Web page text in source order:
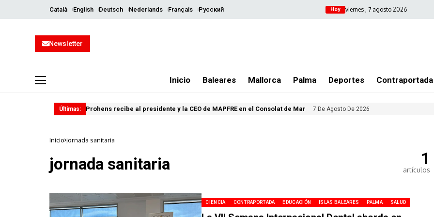
Català English Deutsch Nederlands Français Русский Hoy viernes , 7 agosto 2026
Newsletter
Inicio Baleares Mallorca Palma Deportes Contraportada
Últimas: Prohens recibe al presidente y la CEO de MAPFRE en el Consolat de Mar 7 De Agosto De 2026
Inicio jornada sanitaria
jornada sanitaria 1
artículos
CIENCIA CONTRAPORTADA EDUCACIÓN ISLAS BALEARES PALMA SALUD